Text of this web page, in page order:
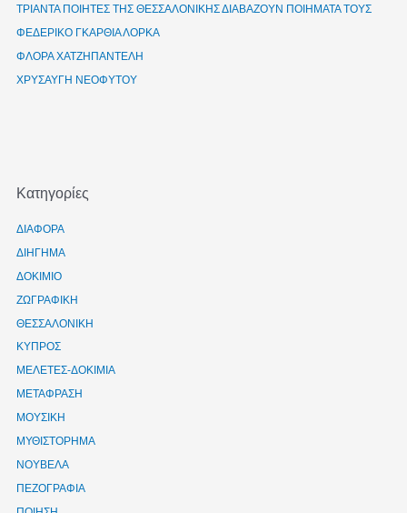
ΤΡΙΑΝΤΑ ΠΟΙΗΤΕΣ ΤΗΣ ΘΕΣΣΑΛΟΝΙΚΗΣ ΔΙΑΒΑΖΟΥΝ ΠΟΙΗΜΑΤΑ ΤΟΥΣ
ΦΕΔΕΡΙΚΟ ΓΚΑΡΘΙΑ ΛΟΡΚΑ
ΦΛΟΡΑ ΧΑΤΖΗΠΑΝΤΕΛΗ
ΧΡΥΣΑΥΓΗ ΝΕΟΦΥΤΟΥ
Kατηγορίες
ΔΙΑΦΟΡΑ
ΔΙΗΓΗΜΑ
ΔΟΚΙΜΙΟ
ΖΩΓΡΑΦΙΚΗ
ΘΕΣΣΑΛΟΝΙΚΗ
ΚΥΠΡΟΣ
ΜΕΛΕΤΕΣ-ΔΟΚΙΜΙΑ
ΜΕΤΑΦΡΑΣΗ
ΜΟΥΣΙΚΗ
ΜΥΘΙΣΤΟΡΗΜΑ
ΝΟΥΒΕΛΑ
ΠΕΖΟΓΡΑΦΙΑ